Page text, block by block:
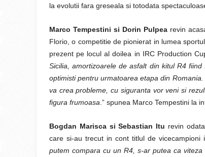
la evolutii fara greseala si totodata
Marco Tempestini si Dorin Pulpea revin
Florio, o competitie de pionierat in lumea
prezent pe locul al doilea in IRC Production
Sicilia, amortizoarele de asfalt din kitul R4
optimisti pentru urmatoarea etapa din
va crea probleme, cu siguranta vor veni si
figura frumoasa .” spunea Marco Tempestini la
Bogdan Marisca si Sebastian Itu revin
care si-au trecut in cont titlul de vicecampioni
putem compara cu un R4, s-ar putea ca